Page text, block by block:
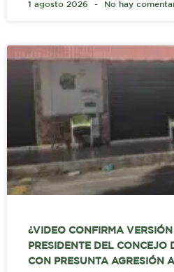
1 agosto 2026 No hay
¿VIDEO CONFIRMA
PRESIDENTE DEL CONCEJO
CON PRESUNTA AGRESIÓN